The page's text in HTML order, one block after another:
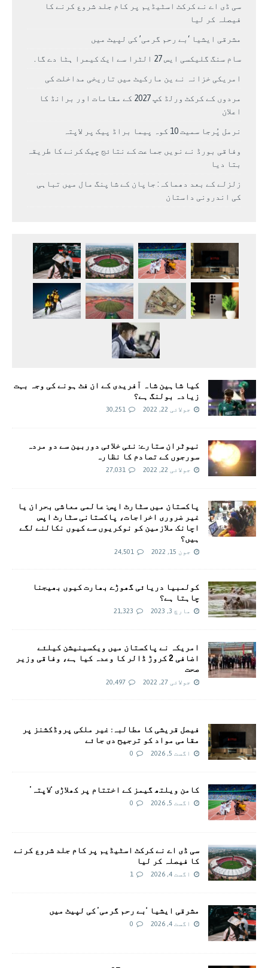
سی ڈی اے نے کرکٹ اسٹیڈیم پر کام جلد شروع کرنے کا
فیصلہ کر لیا
مشرقی ایشیا ‘بے رحم گرمی’ کی لپیٹ میں
سام سنگ گلیکسی ایس 27 الٹرا سے ایک کیمرا ہٹا دے گا.
امریکی خزانہ نے ین مارکیٹ میں تاریخی مداخلت کی
مردوں کے کرکٹ ورلڈ کپ 2027 کے مقامات اور برانڈ کا
اعلان
نرمل پُرجا سمیت 10 کوہ پیما براڈ پیک پر لاپتہ
وفاقی بورڈ نے نویں جماعت کے نتائج چیک کرنے کا طریقہ
بتا دیا
زلزلے کے بعد دھماکہ: جاپان کے شاپنگ مال میں تباہی
کی اندرونی داستان
کیا شاہین شاہ آفریدی کے ان فٹ ہونے کی وجہ بہت
زیادہ بولنگ ہے؟
جولائی 22, 2022 30,251
نیوٹران ستارے: نئی خلائی دوربین سے دو مردہ
سورجوں کے تصادم کا نظارہ
جولائی 22, 2022 27,031
پاکستان میں سٹارٹ اپس: عالمی معاشی بحران یا
غیر ضروری اخراجات، پاکستانی سٹارٹ اپس
اچانک ملازمین کو نوکریوں سے کیوں نکالنے لگے
ہیں؟
جون 15, 2022 24,501
کولمبیا دریائی گھوڑے بھارت کیوں بھیجنا
چاہتا ہے؟
مارچ 3, 2023 21,323
امريکہ نے پاکستان میں ویکسینیشن کیلئے
اضافی 2 کروڑ ڈالر کا وعدہ کیا ہے، وفاقی وزیر
صحت
جولائی 27, 2022 20,497
فیصل قریشی کا مطالبہ: غیر ملکی پروڈکشنز پر
مقامی مواد کو ترجیح دی جائے
اگست 5, 2026 0
کامن ویلتھ گیمز کے اختتام پر کھلاڑی ‘لاپتہ’
اگست 5, 2026 0
سی ڈی اے نے کرکٹ اسٹیڈیم پر کام جلد شروع کرنے
کا فیصلہ کر لیا
اگست 4, 2026 1
مشرقی ایشیا ‘بے رحم گرمی’ کی لپیٹ میں
اگست 4, 2026 0